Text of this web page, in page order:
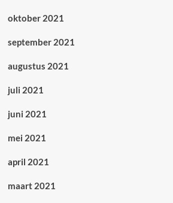
oktober 2021
september 2021
augustus 2021
juli 2021
juni 2021
mei 2021
april 2021
maart 2021